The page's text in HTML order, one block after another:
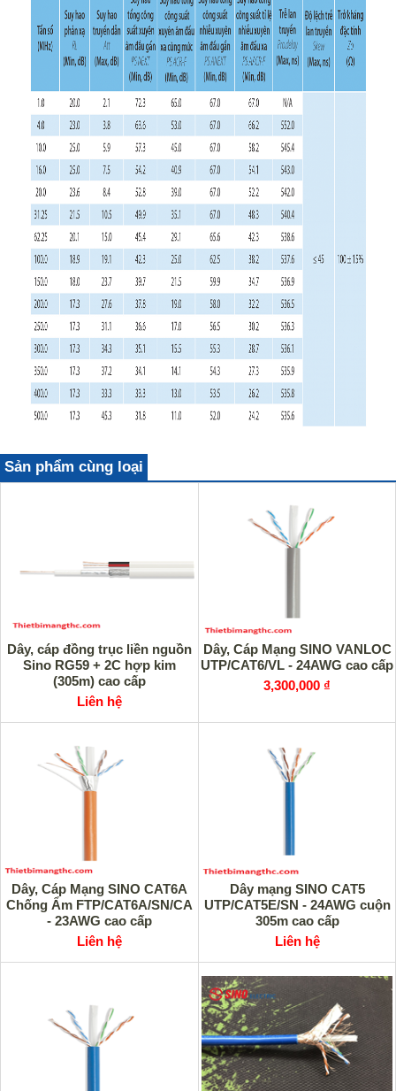
Sản phẩm cùng loại
Dây, cáp đồng trục liền nguồn
Sino RG59 + 2C hợp kim
(305m) cao cấp
Liên hệ
Dây, Cáp Mạng SINO VANLOC
UTP/CAT6/VL - 24AWG cao cấp
3,300,000 ₫
Dây, Cáp Mạng SINO CAT6A
Chống Ẩm FTP/CAT6A/SN/CA
- 23AWG cao cấp
Liên hệ
Dây mạng SINO CAT5
UTP/CAT5E/SN - 24AWG cuộn
305m cao cấp
Liên hệ